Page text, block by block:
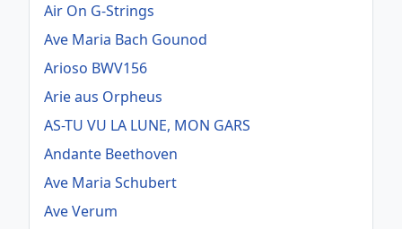
Air On G-Strings
Ave Maria Bach Gounod
Arioso BWV156
Arie aus Orpheus
AS-TU VU LA LUNE, MON GARS
Andante Beethoven
Ave Maria Schubert
Ave Verum